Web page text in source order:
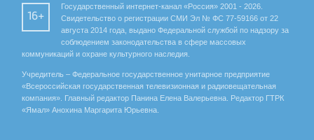
16+
Государственный интернет-канал «Россия» 2001 - 2026.
Свидетельство о регистрации СМИ Эл № ФС 77-59166 от 22
августа 2014 года, выдано Федеральной службой по надзору за
соблюдением законодательства в сфере массовых
коммуникаций и охране культурного наследия.
Учредитель – Федеральное государственное унитарное предприятие
«Всероссийская государственная телевизионная и радиовещательная
компания». Главный редактор Панина Елена Валерьевна. Редактор ГТРК
«Ямал» Анохина Маргарита Юрьевна.